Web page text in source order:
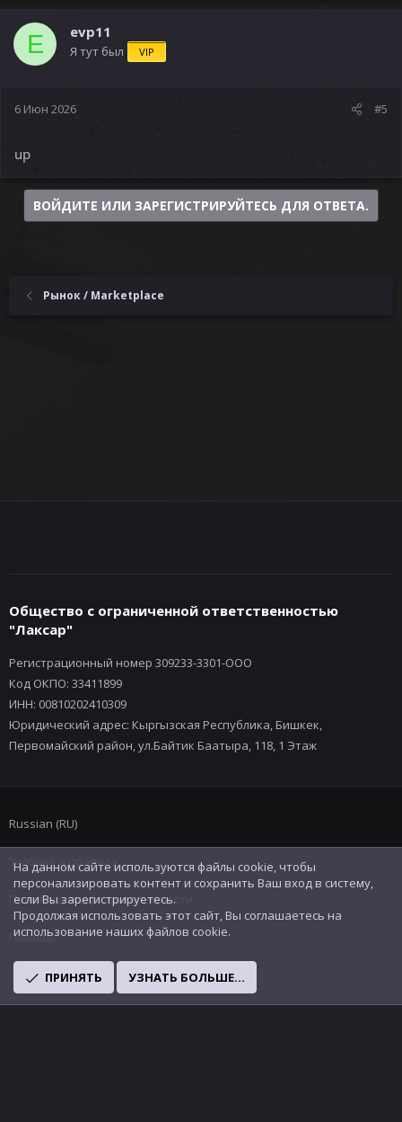
E evp11
Я тут был VIP
6 Июн 2026 #5
up
ВОЙДИТЕ ИЛИ ЗАРЕГИСТРИРУЙТЕСЬ ДЛЯ ОТВЕТА.
Рынок / Marketplace
Общество с ограниченной ответственностью
"Лаксар"
Регистрационный номер 309233-3301-ООО
Код ОКПО: 33411899
ИНН: 00810202410309
Юридический адрес: Кыргызская Республика, Бишкек,
Первомайский район, ул.Байтик Баатыра, 118, 1 Этаж
Russian (RU)
Условия и правила
Политика конфиденциальности
Помощь
R
S
На данном сайте используются файлы cookie, чтобы
персонализировать контент и сохранить Ваш вход в систему,
если Вы зарегистрируетесь.
Продолжая использовать этот сайт, Вы соглашаетесь на
использование наших файлов cookie.
ПРИНЯТЬ УЗНАТЬ БОЛЬШЕ...